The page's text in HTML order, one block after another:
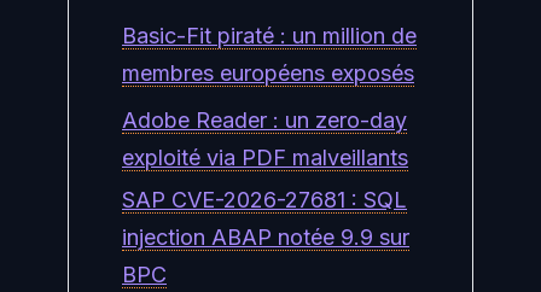
Basic-Fit piraté : un million de
membres européens exposés
Adobe Reader : un zero-day
exploité via PDF malveillants
SAP CVE-2026-27681 : SQL
injection ABAP notée 9.9 sur
BPC